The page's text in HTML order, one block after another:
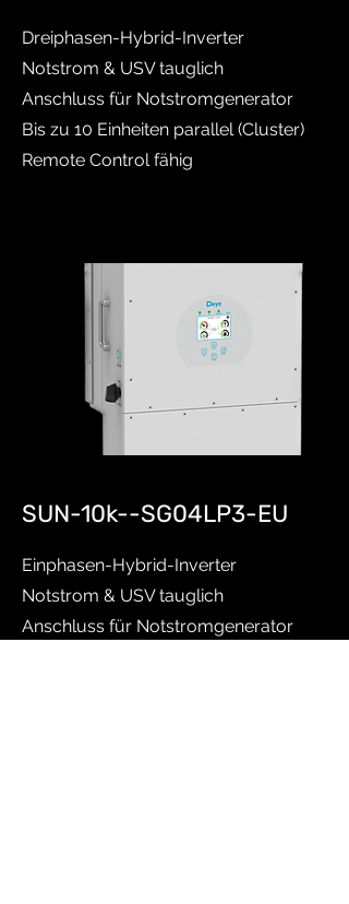
Dreiphasen-Hybrid-Inverter
Notstrom & USV tauglich
Anschluss für Notstromgenerator
Bis zu 10 Einheiten parallel (Cluster)
Remote Control fähig
SUN-10k--SG04LP3-EU
Einphasen-Hybrid-Inverter
Notstrom & USV tauglich
Anschluss für Notstromgenerator